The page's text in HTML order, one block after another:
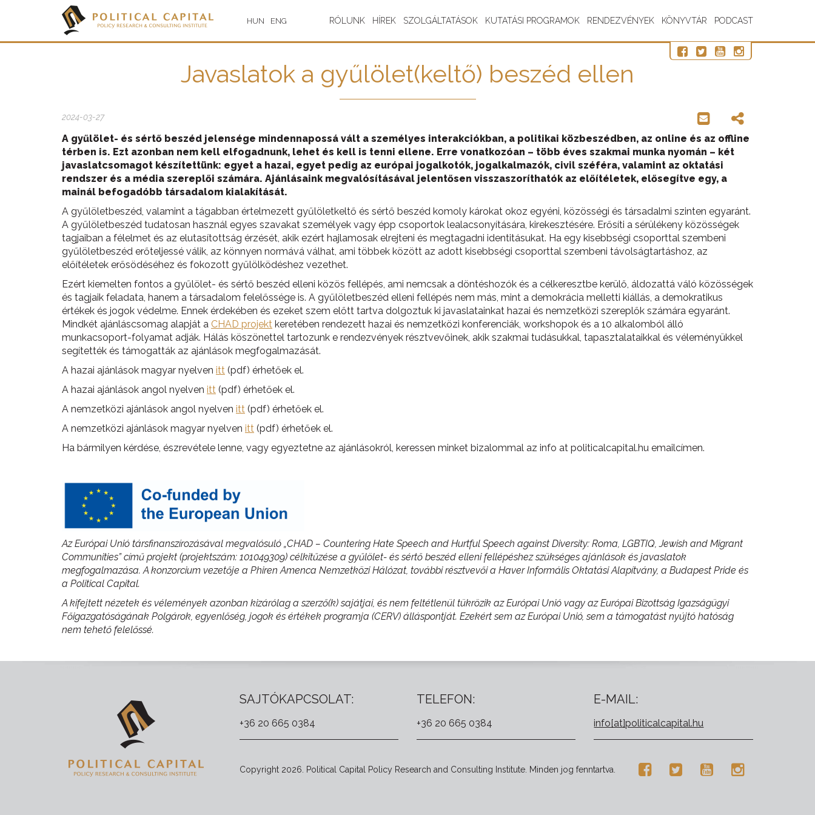
HUN ENG RÓLUNK HÍREK SZOLGÁLTATÁSOK KUTATÁSI PROGRAMOK RENDEZVÉNYEK KÖNYVTÁR PODCAST
Javaslatok a gyűlölet(keltő) beszéd ellen
2024-03-27
A gyűlölet- és sértő beszéd jelensége mindennapossá vált a személyes interakciókban, a politikai közbeszédben, az online és az offline
térben is. Ezt azonban nem kell elfogadnunk, lehet és kell is tenni ellene. Erre vonatkozóan – több éves szakmai munka nyomán – két
javaslatcsomagot készítettünk: egyet a hazai, egyet pedig az európai jogalkotók, jogalkalmazók, civil széféra, valamint az oktatási
rendszer és a média szereplői számára. Ajánlásaink megvalósításával jelentősen visszaszoríthatók az előítéletek, elősegítve egy, a
mainál befogadóbb társadalom kialakítását.
A gyűlöletbeszéd, valamint a tágabban értelmezett gyűlöletkeltő és sértő beszéd komoly károkat okoz egyéni, közösségi és társadalmi szinten egyaránt.
A gyűlöletbeszéd tudatosan használ egyes szavakat személyek vagy épp csoportok lealacsonyítására, kirekesztésére. Erősíti a sérülékeny közösségek
tagjaiban a félelmet és az elutasítottság érzését, akik ezért hajlamosak elrejteni és megtagadni identitásukat. Ha egy kisebbségi csoporttal szembeni
gyűlöletbeszéd erőteljessé válik, az könnyen normává válhat, ami többek között az adott kisebbségi csoporttal szembeni távolságtartáshoz, az
előítéletek erősödéséhez és fokozott gyűlölködéshez vezethet.
Ezért kiemelten fontos a gyűlölet- és sértő beszéd elleni közös fellépés, ami nemcsak a döntéshozók és a célkeresztbe kerülő, áldozattá váló közösségek
és tagjaik feladata, hanem a társadalom felelőssége is. A gyűlöletbeszéd elleni fellépés nem más, mint a demokrácia melletti kiállás, a demokratikus
értékek és jogok védelme. Ennek érdekében és ezeket szem előtt tartva dolgoztuk ki javaslatainkat hazai és nemzetközi szereplők számára egyaránt.
Mindkét ajánláscsomag alapját a CHAD projekt keretében rendezett hazai és nemzetközi konferenciák, workshopok és a 10 alkalomból álló
munkacsoport-folyamat adják. Hálás köszönettel tartozunk e rendezvények résztvevőinek, akik szakmai tudásukkal, tapasztalataikkal és véleményükkel
segítették és támogatták az ajánlások megfogalmazását.
A hazai ajánlások magyar nyelven itt (pdf) érhetőek el.
A hazai ajánlások angol nyelven itt (pdf) érhetőek el.
A nemzetközi ajánlások angol nyelven itt (pdf) érhetőek el.
A nemzetközi ajánlások magyar nyelven itt (pdf) érhetőek el.
Ha bármilyen kérdése, észrevétele lenne, vagy egyeztetne az ajánlásokról, keressen minket bizalommal az info at politicalcapital.hu emailcímen.
Az Európai Unió társfinanszírozásával megvalósuló „CHAD – Countering Hate Speech and Hurtful Speech against Diversity: Roma, LGBTIQ, Jewish and Migrant
Communities” című projekt (projektszám: 101049309) célkitűzése a gyűlölet- és sértő beszéd elleni fellépéshez szükséges ajánlások és javaslatok
megfogalmazása. A konzorcium vezetője a Phiren Amenca Nemzetközi Hálózat, további résztvevői a Haver Informális Oktatási Alapítvány, a Budapest Pride és
a Political Capital.
A kifejtett nézetek és vélemények azonban kizárólag a szerző(k) sajátjai, és nem feltétlenül tükrözik az Európai Unió vagy az Európai Bizottság Igazságügyi
Főigazgatóságának Polgárok, egyenlőség, jogok és értékek programja (CERV) álláspontját. Ezekért sem az Európai Unió, sem a támogatást nyújtó hatóság
nem tehető felelőssé.
SAJTÓKAPCSOLAT:
+36 20 665 0384
TELEFON:
+36 20 665 0384
E-MAIL:
info[at]politicalcapital.hu
Copyright 2026. Political Capital Policy Research and Consulting Institute. Minden jog fenntartva.